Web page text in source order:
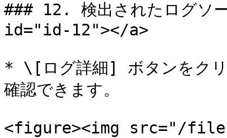
### 12. 検出されたログ
id="id-12"></a>
* \[ログ詳細] ボタンをクリ
確認できます。
<figure><img src="/files/